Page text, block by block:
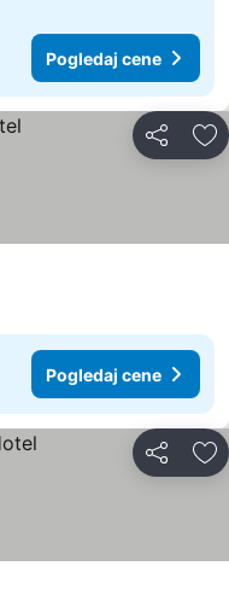
Pogledaj cene
Deli
Pogledaj cene
Deli